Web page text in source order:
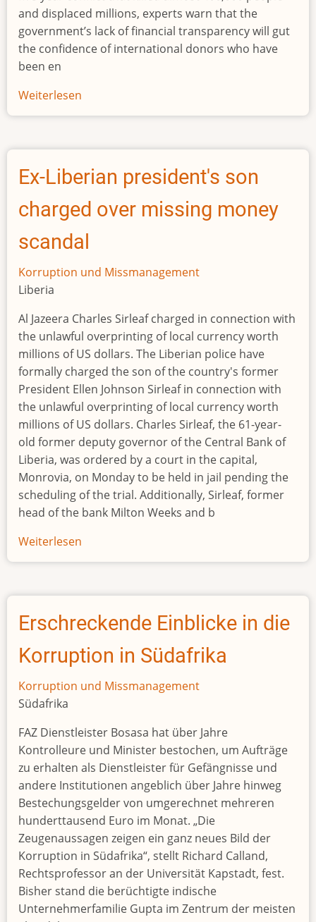
and displaced millions, experts warn that the
government’s lack of financial transparency will gut
the confidence of international donors who have
been en
Weiterlesen
South
spends
millions
on
cars,
homes
instead
of
peace
Ex-Liberian president's son
charged over missing money
scandal
Korruption und Missmanagement
Liberia
Al Jazeera Charles Sirleaf charged in connection with
the unlawful overprinting of local currency worth
millions of US dollars. The Liberian police have
formally charged the son of the country's former
President Ellen Johnson Sirleaf in connection with
the unlawful overprinting of local currency worth
millions of US dollars. Charles Sirleaf, the 61-year-
old former deputy governor of the Central Bank of
Liberia, was ordered by a court in the capital,
Monrovia, on Monday to be held in jail pending the
scheduling of the trial. Additionally, Sirleaf, former
head of the bank Milton Weeks and b
Weiterlesen
Ex-
president's
son
charged
over
missing
money
Erschreckende Einblicke in die
Korruption in Südafrika
Korruption und Missmanagement
Südafrika
FAZ Dienstleister Bosasa hat über Jahre
Kontrolleure und Minister bestochen, um Aufträge
zu erhalten als Dienstleister für Gefängnisse und
andere Institutionen angeblich über Jahre hinweg
Bestechungsgelder von umgerechnet mehreren
hunderttausend Euro im Monat. „Die
Zeugenaussagen zeigen ein ganz neues Bild der
Korruption in Südafrika“, stellt Richard Calland,
Rechtsprofessor an der Universität Kapstadt, fest.
Bisher stand die berüchtigte indische
Unternehmerfamilie Gupta im Zentrum der meisten